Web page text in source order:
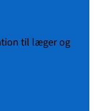
til læger og